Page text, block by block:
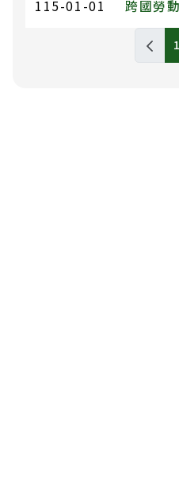
問與答QA列表，包含標
115-01-01 跨國勞
1